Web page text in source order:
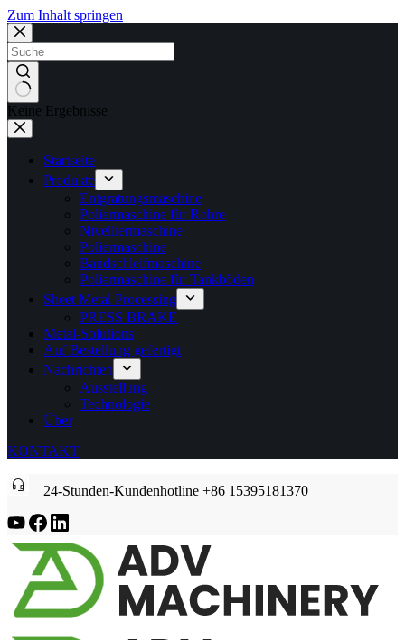
Zum Inhalt springen
Keine Ergebnisse
Startseite
Produkte
Entgratungsmaschine
Poliermaschine für Rohre
Nivelliermaschine
Poliermaschine
Bandschleifmaschine
Poliermaschine für Tankböden
Sheet Metal Processing
PRESS BRAKE
Metal-Solutions
Auf Bestellung gefertigt
Nachrichten
Ausstellung
Technologie
Über
KONTAKT
24-Stunden-Kundenhotline +86 15395181370